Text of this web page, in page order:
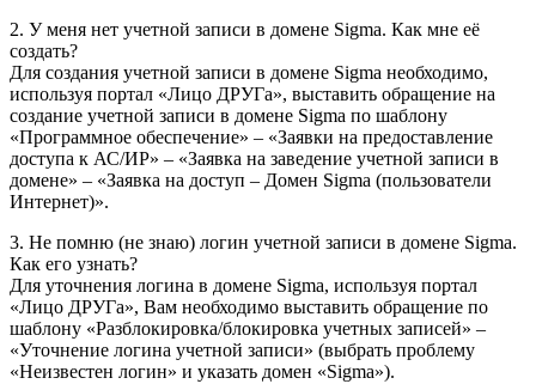
2. У меня нет учетной записи в домене Sigma. Как мне её
создать?
Для создания учетной записи в домене Sigma необходимо,
используя портал «Лицо ДРУГа», выставить обращение на
создание учетной записи в домене Sigma по шаблону
«Программное обеспечение» – «Заявки на предоставление
доступа к АС/ИР» – «Заявка на заведение учетной записи в
домене» – «Заявка на доступ – Домен Sigma (пользователи
Интернет)».
3. Не помню (не знаю) логин учетной записи в домене Sigma.
Как его узнать?
Для уточнения логина в домене Sigma, используя портал
«Лицо ДРУГа», Вам необходимо выставить обращение по
шаблону «Разблокировка/блокировка учетных записей» –
«Уточнение логина учетной записи» (выбрать проблему
«Неизвестен логин» и указать домен «Sigma»).